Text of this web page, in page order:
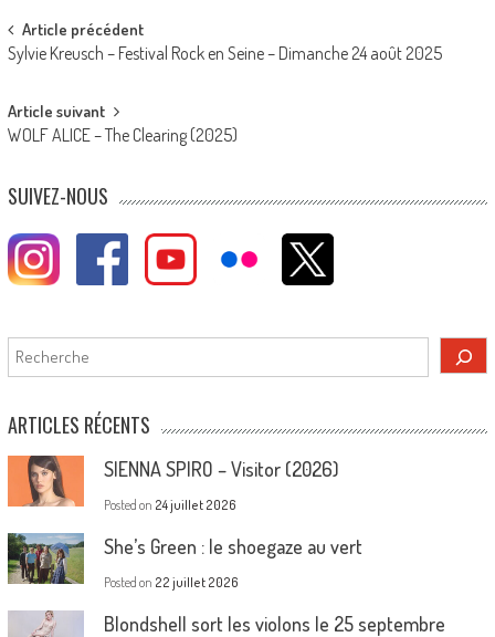
Post
navigation
Article précédent
Sylvie Kreusch – Festival Rock en Seine – Dimanche 24 août 2025
Article suivant
WOLF ALICE – The Clearing (2025)
SUIVEZ-NOUS
Rechercher
ARTICLES RÉCENTS
SIENNA SPIRO – Visitor (2026)
Posted on 24 juillet 2026
She’s Green : le shoegaze au vert
Posted on 22 juillet 2026
Blondshell sort les violons le 25 septembre